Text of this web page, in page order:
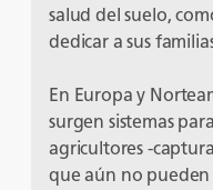
salud del suelo,
dedicar a sus
En Europa y
surgen sistemas
agricultores -
que aún no